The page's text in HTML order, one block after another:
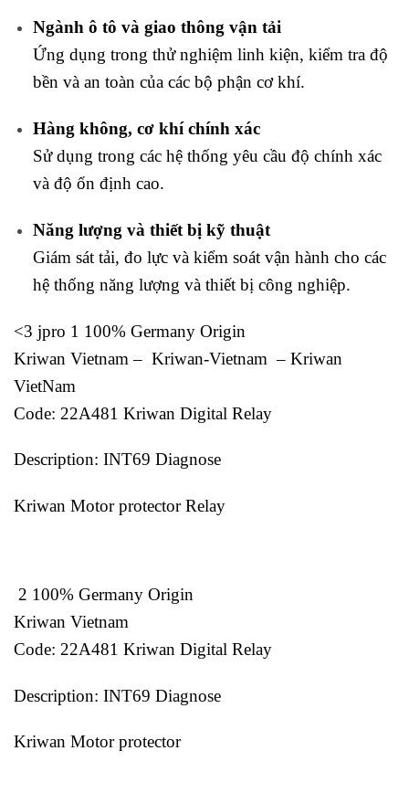
Ngành ô tô và giao thông vận tải
Ứng dụng trong thử nghiệm linh kiện, kiểm tra độ
bền và an toàn của các bộ phận cơ khí.
Hàng không, cơ khí chính xác
Sử dụng trong các hệ thống yêu cầu độ chính xác
và độ ổn định cao.
Năng lượng và thiết bị kỹ thuật
Giám sát tải, đo lực và kiểm soát vận hành cho các
hệ thống năng lượng và thiết bị công nghiệp.
<3 jpro 1 100% Germany Origin
Kriwan Vietnam – Kriwan-Vietnam – Kriwan
VietNam
Code: 22A481 Kriwan Digital Relay
Description: INT69 Diagnose
Kriwan Motor protector Relay
2 100% Germany Origin
Kriwan Vietnam
Code: 22A481 Kriwan Digital Relay
Description: INT69 Diagnose
Kriwan Motor protector